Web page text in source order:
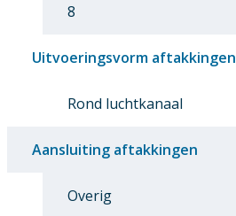
8
Uitvoeringsvorm aftakkingen
Rond luchtkanaal
Aansluiting aftakkingen
Overig